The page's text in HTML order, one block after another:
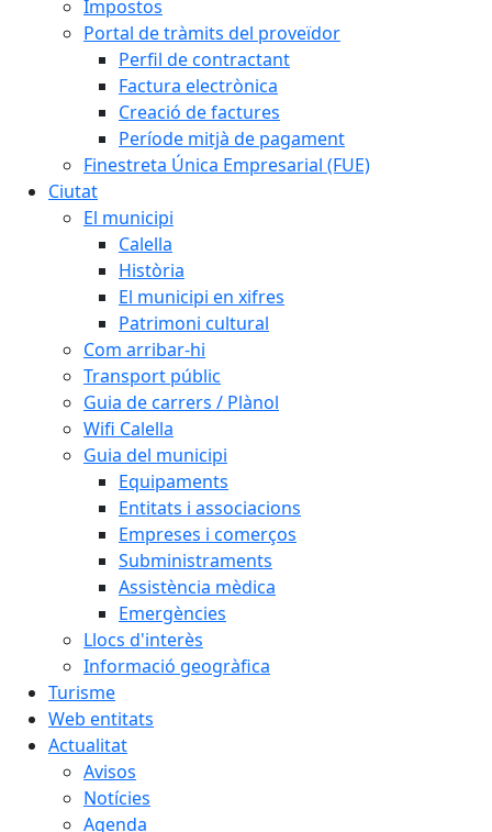
Impostos
Portal de tràmits del proveïdor
Perfil de contractant
Factura electrònica
Creació de factures
Període mitjà de pagament
Finestreta Única Empresarial (FUE)
Ciutat
El municipi
Calella
Història
El municipi en xifres
Patrimoni cultural
Com arribar-hi
Transport públic
Guia de carrers / Plànol
Wifi Calella
Guia del municipi
Equipaments
Entitats i associacions
Empreses i comerços
Subministraments
Assistència mèdica
Emergències
Llocs d'interès
Informació geogràfica
Turisme
Web entitats
Actualitat
Avisos
Notícies
Agenda